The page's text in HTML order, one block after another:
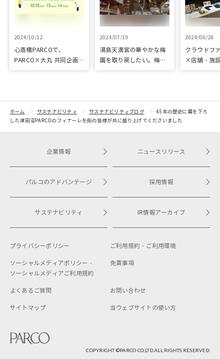
2024/10/12
心斎橋PARCOで、
PARCO×大丸 共同企画
開催！
2024/07/19
湯島天満宮の華やかな梅
園を取り戻したい。梅園
2024/06/28
クラウドフ
×店舗・施
トをピック
紹介
ホーム サステナビリティ サステナビリティブログ
45年の歴史に幕を下ろ
した津田沼PARCOのフィナーレを街の皆様が共に盛り上げてくださいました
企業情報
パルコのアドバンテージ
サステナビリティ
ニュースリリース
採用情報
IR情報アーカイブ
プライバシーポリシー ご利用規約・ ご利用環境
ソーシャルメディアポリシー・
ソーシャルメディアご利用規約
免責事項
よくあるご質問 お問い合わせ
サイトマップ 当ウェブサイトの使い方
COPYRIGHT ©︎PARCO CO,LTD.ALL RIGHTS RESERVED.